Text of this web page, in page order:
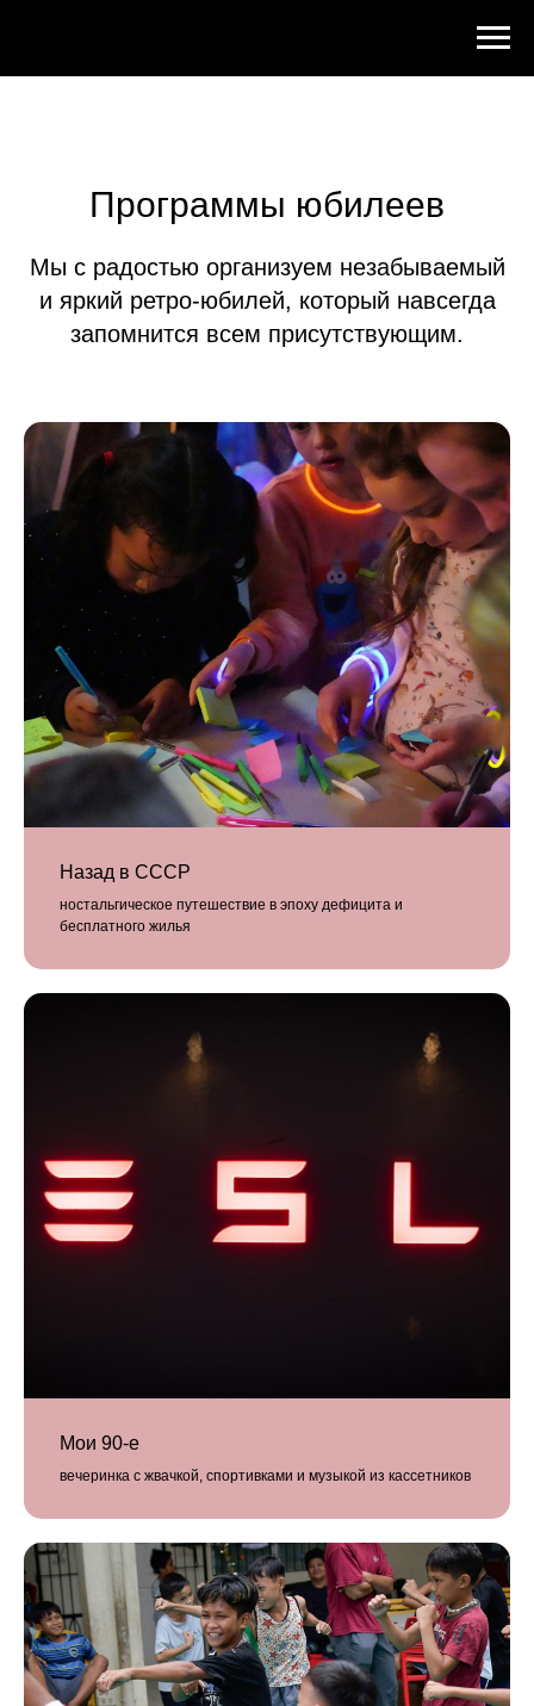
Программы юбилеев
Мы с радостью организуем незабываемый
и яркий ретро-юбилей, который навсегда
запомнится всем присутствующим.
Назад в СССР
ностальгическое путешествие в эпоху дефицита и
бесплатного жилья
Мои 90-е
вечеринка с жвачкой, спортивками и музыкой из кассетников